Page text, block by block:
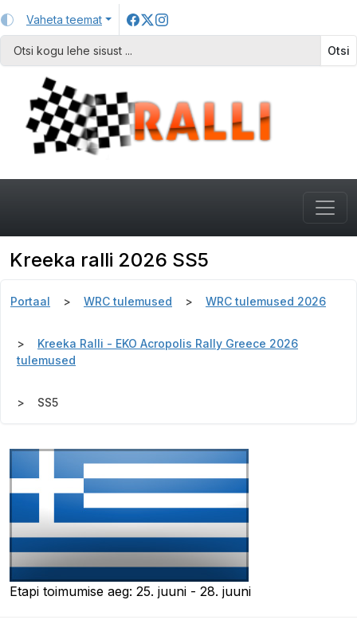
Vaheta teemat
Otsi
Kreeka ralli 2026 SS5
Portaal WRC tulemused WRC tulemused 2026
Kreeka Ralli - EKO Acropolis Rally Greece 2026
tulemused
SS5
Etapi toimumise aeg: 25. juuni - 28. juuni